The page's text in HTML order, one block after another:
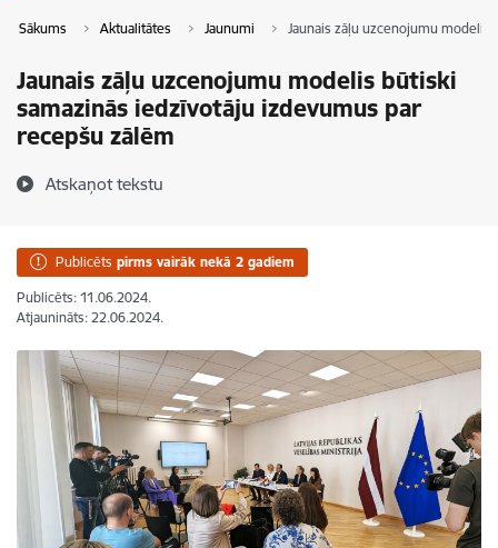
Sākums Aktualitātes Jaunumi Jaunais zāļu uzcenojumu
Jaunais zāļu uzcenojumu modelis būtiski
samazinās iedzīvotāju izdevumus par
recepšu zālēm
Atskaņot tekstu
Publicēts pirms vairāk nekā 2 gadiem
Publicēts: 11.06.2024.
Atjaunināts: 22.06.2024.